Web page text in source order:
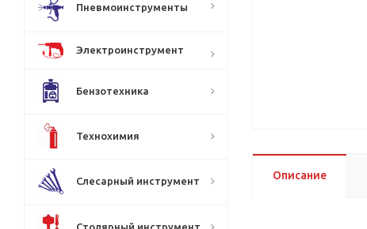
Описание
Пневмоинструменты
Электроинструмент
Бензотехника
Технохимия
Слесарный инструмент
Столярный инструмент